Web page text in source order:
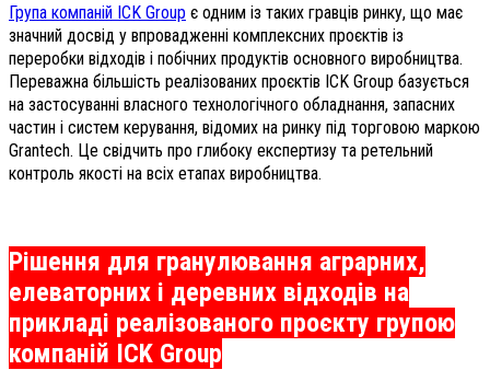
Група компаній ICK Group є одним із таких гравців ринку, що має
значний досвід у впровадженні комплексних проєктів із
переробки відходів і побічних продуктів основного виробництва.
Переважна більшість реалізованих проєктів ICK Group базується
на застосуванні власного технологічного обладнання, запасних
частин і систем керування, відомих на ринку під торговою маркою
Grantech. Це свідчить про глибоку експертизу та ретельний
контроль якості на всіх етапах виробництва.
Рішення для гранулювання аграрних,
елеваторних і деревних відходів на
прикладі реалізованого проєкту групою
компаній ICK Group